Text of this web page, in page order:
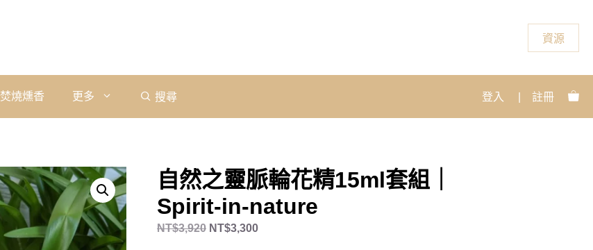
資源
焚燒燻香 更多 搜尋 登入 註冊
自然之靈脈輪花精15ml套組｜
Spirit-in-nature
NT$3,920 NT$3,300